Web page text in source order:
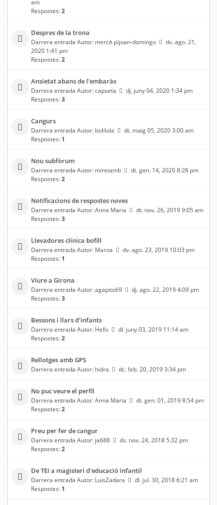
am
Respostes:2
Despres de la trona
Darrera entrada Autor: mercè.pijoan-domingo
dv. ago. 21,
2020 1:41 pm
Respostes:2
Ansietat abans de l'embaràs
Darrera entrada Autor:capseta
dj. juny 04, 2020 1:34 pm
Respostes:3
Cangurs
Darrera entrada Autor: bolilola
dt. maig 05, 2020 3:00 am
Respostes: 1
Nou subfòrum
Darrera entrada Autor: mireiamb
dt. gen. 14, 2020 8:28 pm
Respostes:2
Notificacions de respostes noves
Darrera entrada Autor:Anna Maria
dt. nov. 26, 2019 9:05 am
Respostes:3
Llevadores clínica bofill
Darrera entrada Autor: Maroa
dv. ago. 23, 2019 10:03 pm
Respostes: 1
Viure a Girona
Darrera entrada Autor:agapito69
dj. ago. 22, 2019 4:09 pm
Respostes:3
Bessons i llars d'infants
Darrera entrada Autor: Hells
dl. juny 03, 2019 11:14 am
Respostes:2
Rellotges amb GPS
Darrera entrada Autor: hidra dc. feb. 20, 2019 3:34 pm
No puc veure el perfil
Darrera entrada Autor:Anna Maria
dt. gen. 01, 2019 8:54 pm
Respostes:2
Preu per fer de cangur
Darrera entrada Autor: ja688
ds. nov. 24, 2018 5:32 pm
Respostes:2
De TEI a magisteri d'educació infantil
Darrera entrada Autor: LuisZadara
dl. jul. 30, 2018 6:21 am
Respostes: 1